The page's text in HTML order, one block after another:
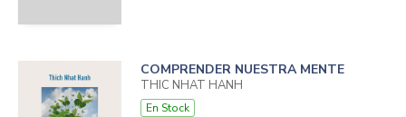
COMPRENDER NUESTRA MENTE
THIC NHAT HANH
En Stock